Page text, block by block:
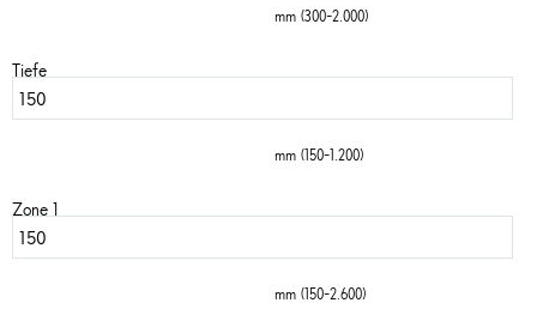
mm (300-2.000)
Tiefe
mm (150-1.200)
Zone 1
mm (150-2.600)